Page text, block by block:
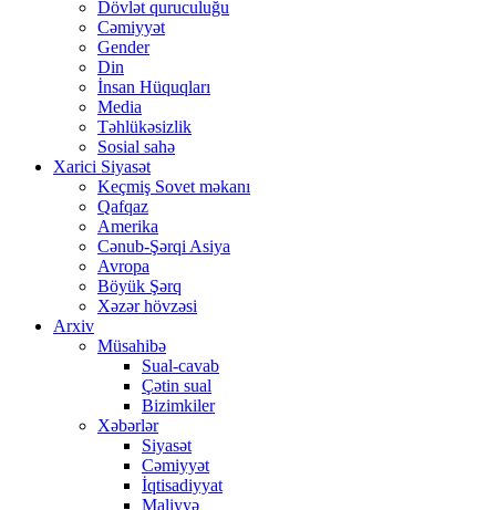
Dövlət quruculuğu
Cəmiyyət
Gender
Din
İnsan Hüquqları
Media
Təhlükəsizlik
Sosial sahə
Xarici Siyasət
Keçmiş Sovet məkanı
Qafqaz
Amerika
Cənub-Şərqi Asiya
Avropa
Böyük Şərq
Xəzər hövzəsi
Arxiv
Müsahibə
Sual-cavab
Çətin sual
Bizimkiler
Xəbərlər
Siyasət
Cəmiyyət
İqtisadiyyat
Maliyyə